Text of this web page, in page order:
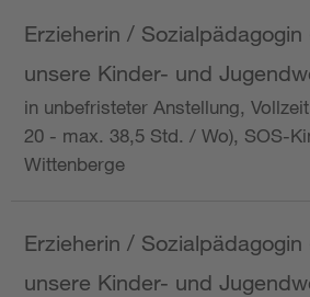
Erzieherin /
unsere Kinder- und
in unbefristeter Anstellung,
20 - max. 38,5 Std. / Wo), SOS-
Wittenberge
Erzieherin /
unsere Kinder- und